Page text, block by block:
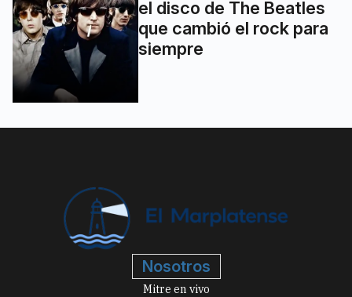
el disco de The Beatles
que cambió el rock para
siempre
Nosotros
Mitre en vivo